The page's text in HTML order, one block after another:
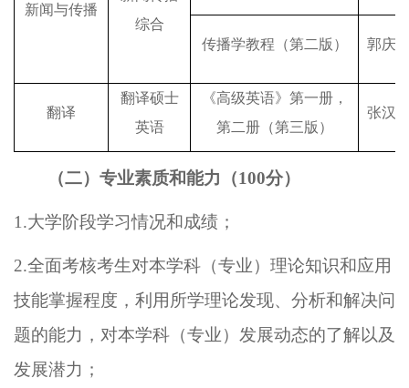
新闻与传播
综合
传播学教程（第二版）
郭庆
翻译
翻译硕士
英语
《高级英语》第一册，
第二册（第三版）
张汉
（二） 专业素质和能力 （100分）
1 .大学阶段学习情况和成绩；
2.全面考核考生对本学科（专业）理论知识和应用
技能掌握程度，利用所学理论发现、分析和解决问
题的能力，对本学科（专业）发展动态的了解以及
发展潜力；